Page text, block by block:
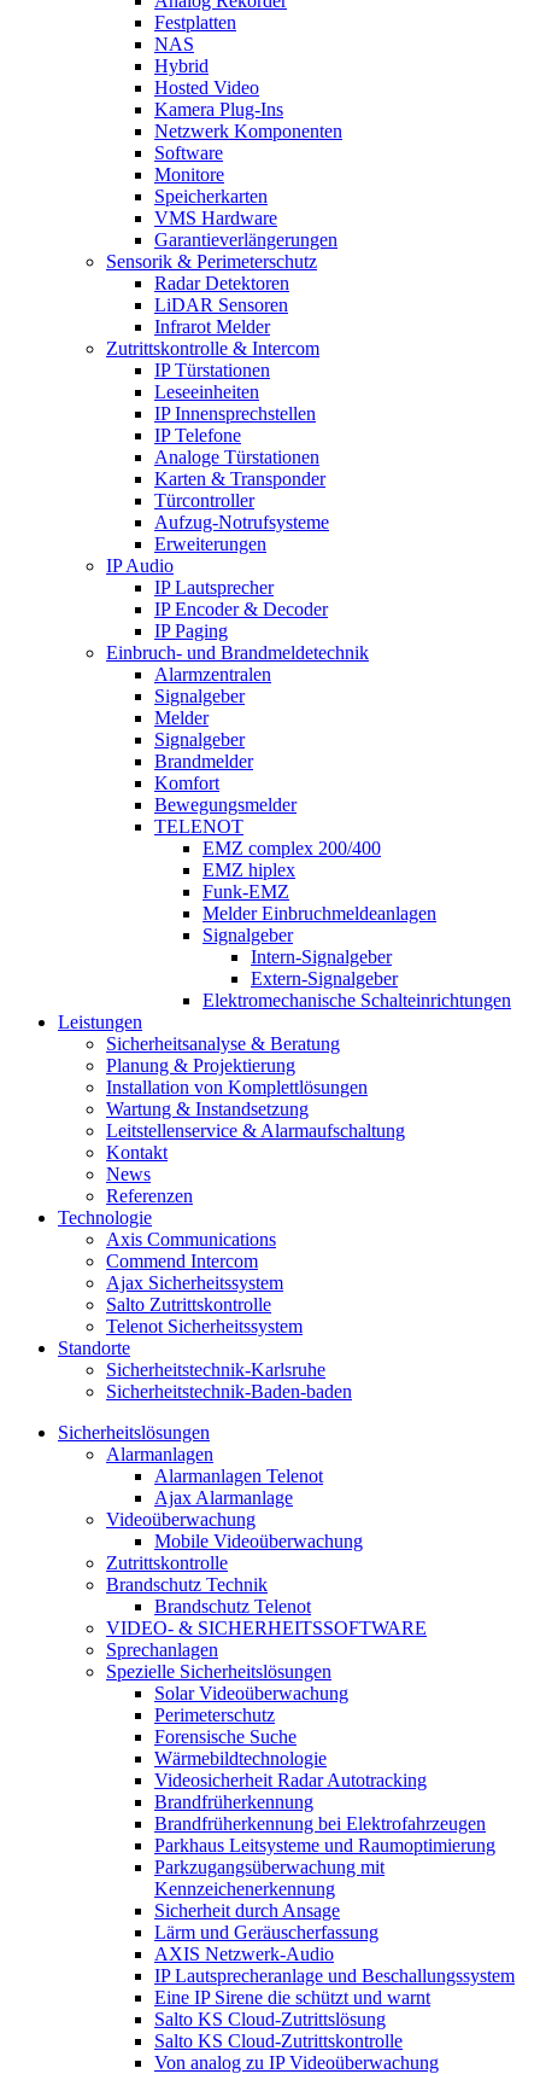
Festplatten
NAS
Hybrid
Hosted Video
Kamera Plug-Ins
Netzwerk Komponenten
Software
Monitore
Speicherkarten
VMS Hardware
Garantieverlängerungen
Sensorik & Perimeterschutz
Radar Detektoren
LiDAR Sensoren
Infrarot Melder
Zutrittskontrolle & Intercom
IP Türstationen
Leseeinheiten
IP Innensprechstellen
IP Telefone
Analoge Türstationen
Karten & Transponder
Türcontroller
Aufzug-Notrufsysteme
Erweiterungen
IP Audio
IP Lautsprecher
IP Encoder & Decoder
IP Paging
Einbruch- und Brandmeldetechnik
Alarmzentralen
Signalgeber
Melder
Signalgeber
Brandmelder
Komfort
Bewegungsmelder
TELENOT
EMZ complex 200/400
EMZ hiplex
Funk-EMZ
Melder Einbruchmeldeanlagen
Signalgeber
Intern-Signalgeber
Extern-Signalgeber
Elektromechanische Schalteinrichtungen
Leistungen
Sicherheitsanalyse & Beratung
Planung & Projektierung​
Installation von Komplettlösungen
Wartung & Instandsetzung
Leitstellenservice & Alarmaufschaltung
Kontakt
News
Referenzen
Technologie
Axis Communications
Commend Intercom
Ajax Sicherheitssystem​
Salto Zutrittskontrolle
Telenot Sicherheitssystem
Standorte
Sicherheitstechnik-Karlsruhe
Sicherheitstechnik-Baden-baden
Sicherheitslösungen
Alarmanlagen
Alarmanlagen Telenot
Ajax Alarmanlage
Videoüberwachung
Mobile Videoüberwachung
Zutrittskontrolle
Brandschutz Technik
Brandschutz Telenot
VIDEO- & SICHERHEITSSOFTWARE
Sprechanlagen
Spezielle Sicherheitslösungen
Solar Videoüberwachung
Perimeterschutz
Forensische Suche
Wärmebildtechnologie
Videosicherheit Radar Autotracking​
Brandfrüherkennung
Brandfrüherkennung bei Elektrofahrzeugen
Parkhaus Leitsysteme und Raumoptimierung
Parkzugangsüberwachung mit
Kennzeichenerkennung
Sicherheit durch Ansage
Lärm und Geräuscherfassung
AXIS Netzwerk-Audio
IP Lautsprecheranlage und Beschallungssystem
Eine IP Sirene die schützt und warnt
Salto KS Cloud-Zutrittslösung
Salto KS Cloud-Zutrittskontrolle
Von analog zu IP Videoüberwachung